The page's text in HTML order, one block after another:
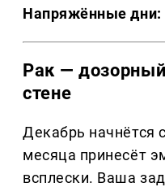
Напряжённые дни:
Рак —
стене
Декабрь начнётся
месяца принесёт
всплески. Ваша